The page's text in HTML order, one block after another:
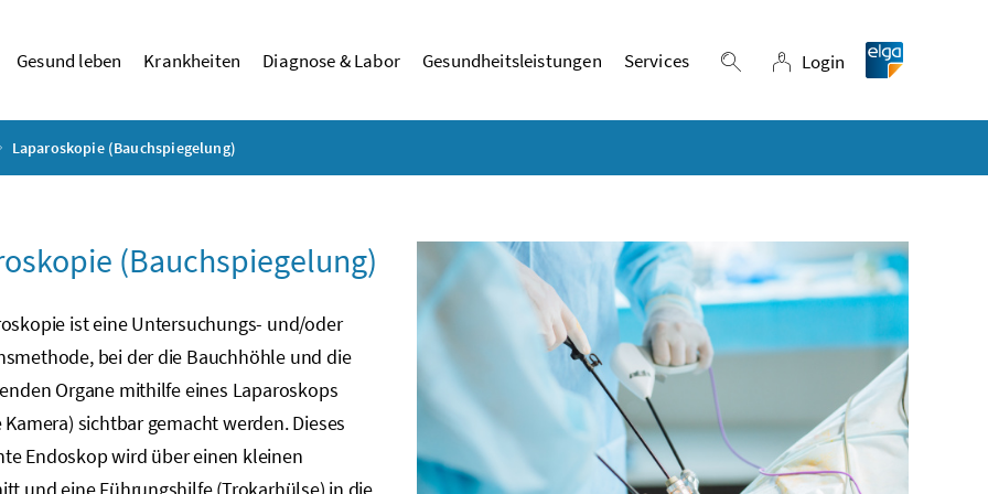
Gesund leben Krankheiten Diagnose & Labor Gesundheitsleistungen Services Suche einblenden
Login
Login
Laparoskopie (Bauchspiegelung)
(Bauchspiegelung)
ist eine Untersuchungs- und/oder
bei der die Bauchhöhle und die
Organe mithilfe eines Laparoskops
Kamera) sichtbar gemacht werden. Dieses
Endoskop wird über einen kleinen
und eine Führungshilfe (Trokarhülse) in die